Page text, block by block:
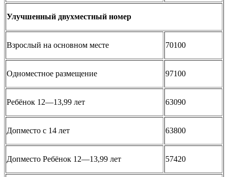
Улучшенный двухместный номер
Взрослый на основном месте 70100
Одноместное размещение 97100
Ребёнок 12—13,99 лет 63090
Допместо с 14 лет 63800
Допместо Ребёнок 12—13,99 лет 57420